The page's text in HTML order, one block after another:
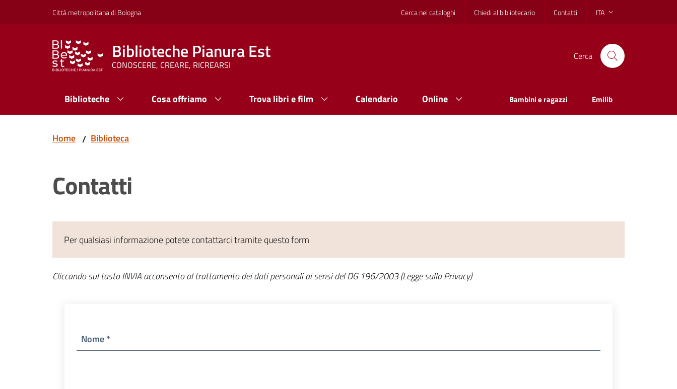
Vai al contenuto
Vai alla navigazioneCittà metropolitana di Bologna Cerca nei cataloghi Chiedi al bibliotecario Contatti ITA
Biblioteche Pianura Est
CONOSCERE, CREARE, RICREARSI
Cerca
Biblioteche Cosa offriamo Trova libri e film Calendario Online Bambini e ragazzi Emilib
Home / Biblioteca
Contatti
Per qualsiasi informazione potete contattarci tramite questo form
Cliccando sul tasto INVIA acconsento al trattamento dei dati personali ai sensi del DG 196/2003 (Legge sulla Privacy)
Nome *